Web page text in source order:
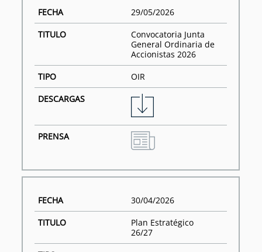
29/05/2026
Convocatoria Junta
General Ordinaria de
Accionistas 2026
OIR
30/04/2026
Plan Estratégico
26/27